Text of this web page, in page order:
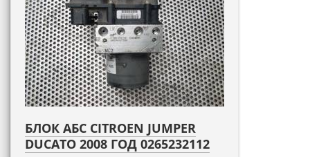
БЛОК АБС CITROEN JUMPER
DUCATO 2008 ГОД 0265232112